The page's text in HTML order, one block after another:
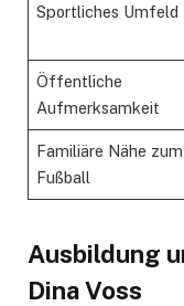
Sportliches Umfeld
Öffentliche
Aufmerksamkeit
Familiäre Nähe zum
Fußball
Ausbildung
Dina Voss